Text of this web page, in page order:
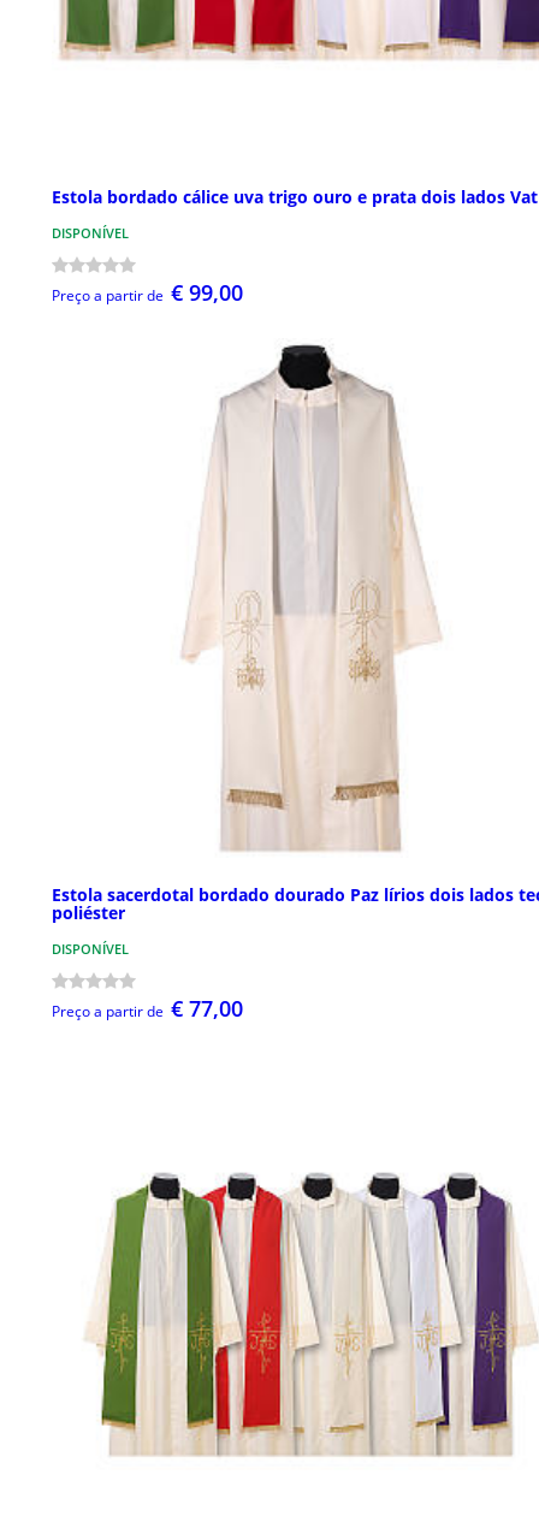
Estola bordado cálice uva trigo ouro e prata dois lados
DISPONÍVEL
Preço a partir de € 99,00
Estola sacerdotal bordado dourado Paz lírios dois lados
poliéster
DISPONÍVEL
Preço a partir de € 77,00